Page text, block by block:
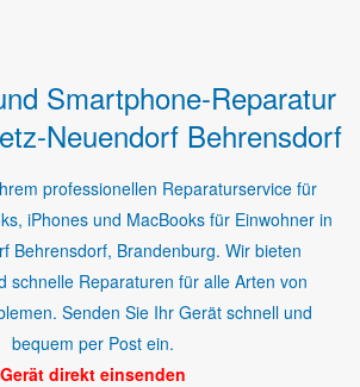
Smartphone-Reparatur
Neuendorf Behrensdorf
professionellen Reparaturservice für
iPhones und MacBooks für Einwohner in
Behrensdorf, Brandenburg. Wir bieten
schnelle Reparaturen für alle Arten von
Senden Sie Ihr Gerät schnell und
bequem per Post ein.
Gerät direkt einsenden